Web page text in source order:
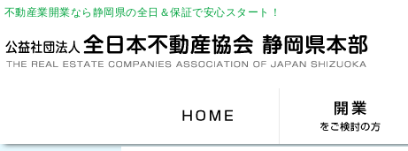
不動産業開業なら静岡県の全日＆保証で安心スタート！